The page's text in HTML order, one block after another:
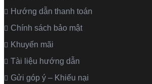
Hướng dẫn thanh toán
Chính sách bảo mật
Khuyến mãi
Tài liệu hướng dẫn
Gửi góp ý – Khiếu nại